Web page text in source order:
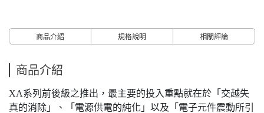
商品介紹 規格說明 相關評論
商品介紹
XA系列前後級之推出，最主要的投入重點就在於「交越失
真的消除」、「電源供電的純化」以及「電子元件震動所引